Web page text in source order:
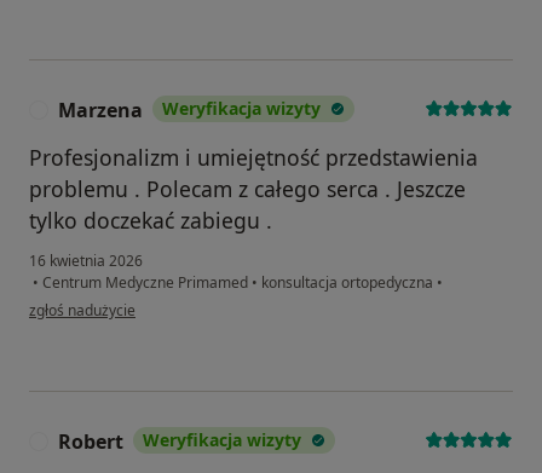
Marzena Weryfikacja wizyty
Profesjonalizm i umiejętność przedstawienia
problemu . Polecam z całego serca . Jeszcze
tylko doczekać zabiegu .
16 kwietnia 2026
• Centrum Medyczne Primamed • konsultacja ortopedyczna •
w opinii użytkownika Marzena
zgłoś nadużycie
Robert Weryfikacja wizyty